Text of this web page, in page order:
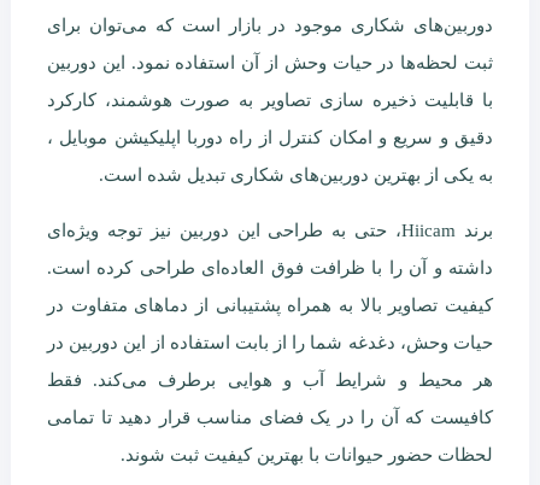
دوربین‌های شکاری موجود در بازار است که می‌توان برای
ثبت لحظه‌ها در حیات وحش از آن استفاده نمود. این دوربین
با قابلیت ذخیره سازی تصاویر به صورت هوشمند، کارکرد
دقیق و سریع و امکان کنترل از راه دوربا اپلیکیشن موبایل ،
به یکی از بهترین دوربین‌های شکاری تبدیل شده است.
برند Hiicam، حتی به طراحی این دوربین نیز توجه ویژه‌ای
داشته و آن را با ظرافت فوق العاده‌ای طراحی کرده است.
کیفیت تصاویر بالا به همراه پشتیبانی از دماهای متفاوت در
حیات وحش، دغدغه شما را از بابت استفاده از این دوربین در
هر محیط و شرایط آب و هوایی برطرف می‌کند. فقط
کافیست که آن را در یک فضای مناسب قرار دهید تا تمامی
لحظات حضور حیوانات با بهترین کیفیت ثبت شوند.